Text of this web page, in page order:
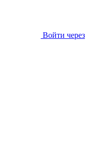
Войти через